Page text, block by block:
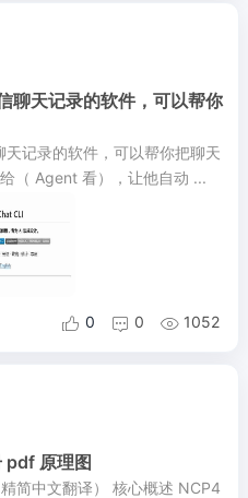
聊天记录的软件，可以帮你
记录的软件，可以帮你把聊天
（ Agent 看），让他自动 ...
 0  0  1052
pdf 原理图
简中文翻译） 核心概述 NCP4